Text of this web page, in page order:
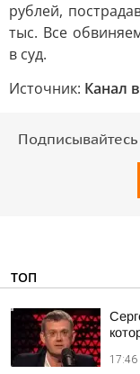
рублей,
тыс. Все
в суд.
Источник: Канал
ТОП
17:46